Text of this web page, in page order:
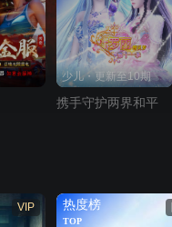
少儿・更新至10期
携手守护两界和平
VIP 热度榜
TOP